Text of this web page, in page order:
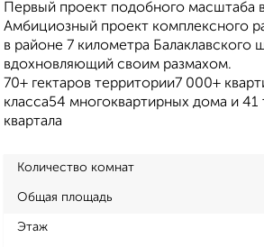
Первый проект подобного масштаба
Амбициозный проект комплексного
в районе 7 километра Балаклавского
вдохновляющий своим размахом.
70+ гектаров территории7 000+
класса54 многоквартирных дома и 41
квартала
Количество комнат
Общая площадь
Этаж